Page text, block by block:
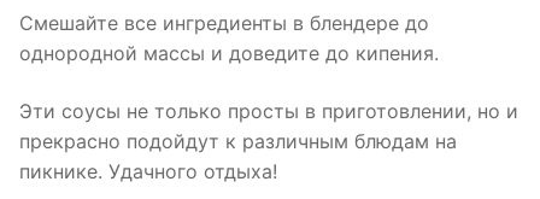
Смешайте все ингредиенты в блендере до
однородной массы и доведите до кипения.
Эти соусы не только просты в приготовлении, но и
прекрасно подойдут к различным блюдам на
пикнике. Удачного отдыха!